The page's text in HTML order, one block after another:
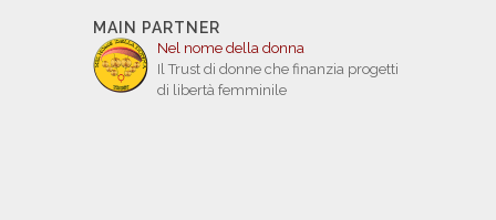
MAIN PARTNER
Nel nome della donna
Il Trust di donne che finanzia progetti
di libertà femminile